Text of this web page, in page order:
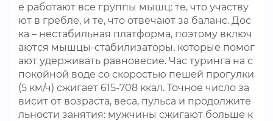
е работают все группы мышц: те, что участву
ют в гребле, и те, что отвечают за баланс. Дос
ка – нестабильная платформа, поэтому включ
аются мышцы-стабилизаторы, которые помог
ают удерживать равновесие. Час туринга на с
покойной воде со скоростью пешей прогулки
(5 км/ч) сжигает 615-708 ккал. Точное число за
висит от возраста, веса, пульса и продолжите
льности занятия: мужчины сжигают больше к